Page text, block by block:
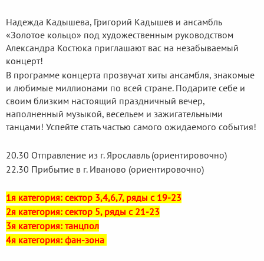
Надежда Кадышева, Григорий Кадышев и ансамбль
«Золотое кольцо» под художественным руководством
Александра Костюка приглашают вас на незабываемый
концерт!
В программе концерта прозвучат хиты ансамбля, знакомые
и любимые миллионами по всей стране. Подарите себе и
своим близким настоящий праздничный вечер,
наполненный музыкой, весельем и зажигательными
танцами! Успейте стать частью самого ожидаемого события!
20.30 Отправление из г. Ярославль (ориентировочно)
22.30 Прибытие в г. Иваново (ориентировочно)
1я категория: сектор 3,4,6,7, ряды с 19-23
2я категория: сектор 5, ряды с 21-23
3я категория: танцпол
4я категория: фан-зона